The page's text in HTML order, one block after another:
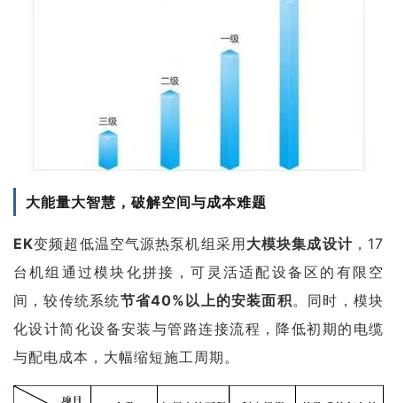
大能量大智慧，破解空间与成本难题
EK变频超低温空气源热泵机组采用大模块集成设计，17
台机组通过模块化拼接，可灵活适配设备区的有限空
间，较传统系统节省40%以上的安装面积。同时，模块
化设计简化设备安装与管路连接流程，降低初期的电缆
与配电成本，大幅缩短施工周期。